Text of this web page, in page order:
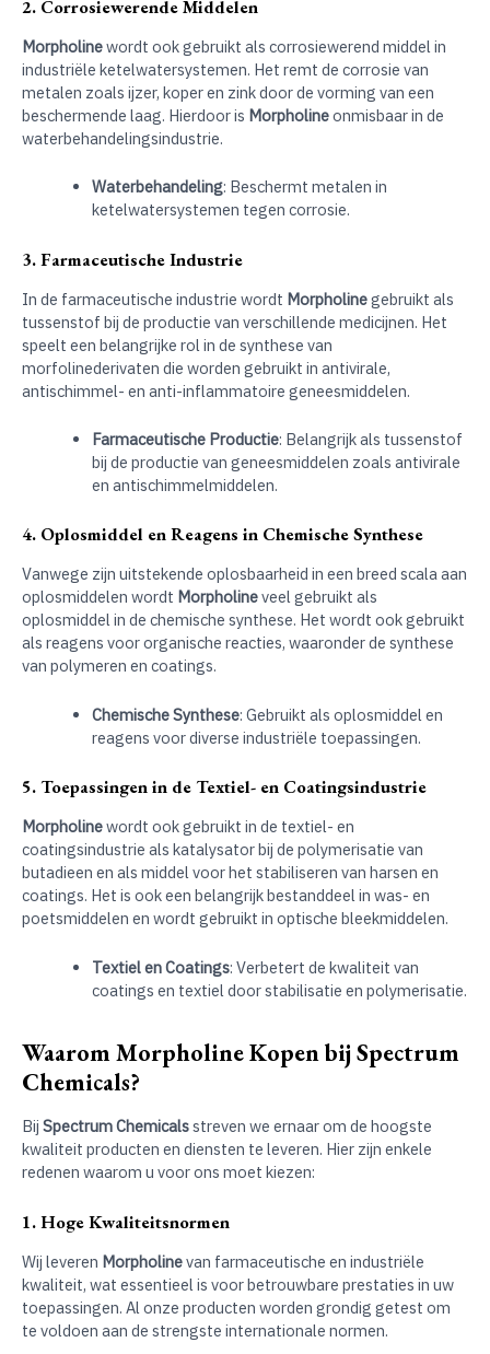
2. Corrosiewerende Middelen
Morpholinewordt ook gebruikt als corrosiewerend middel in
industriële ketelwatersystemen. Het remt de corrosie van
metalen zoals ijzer, koper en zink door de vorming van een
beschermende laag. Hierdoor is Morpholineonmisbaar in de
waterbehandelingsindustrie.
Waterbehandeling: Beschermt metalen in
ketelwatersystemen tegen corrosie.
3. Farmaceutische Industrie
In de farmaceutische industrie wordt Morpholinegebruikt als
tussenstof bij de productie van verschillende medicijnen. Het
speelt een belangrijke rol in de synthese van
morfolinederivaten die worden gebruikt in antivirale,
antischimmel- en anti-inflammatoire geneesmiddelen.
Farmaceutische Productie: Belangrijk als tussenstof
bij de productie van geneesmiddelen zoals antivirale
en antischimmelmiddelen.
4. Oplosmiddel en Reagens in Chemische Synthese
Vanwege zijn uitstekende oplosbaarheid in een breed scala aan
oplosmiddelen wordt Morpholineveel gebruikt als
oplosmiddel in de chemische synthese. Het wordt ook gebruikt
als reagens voor organische reacties, waaronder de synthese
van polymeren en coatings.
Chemische Synthese: Gebruikt als oplosmiddel en
reagens voor diverse industriële toepassingen.
5. Toepassingen in de Textiel- en Coatingsindustrie
Morpholinewordt ook gebruikt in de textiel- en
coatingsindustrie als katalysator bij de polymerisatie van
butadieen en als middel voor het stabiliseren van harsen en
coatings. Het is ook een belangrijk bestanddeel in was- en
poetsmiddelen en wordt gebruikt in optische bleekmiddelen.
Textiel en Coatings: Verbetert de kwaliteit van
coatings en textiel door stabilisatie en polymerisatie.
Waarom Morpholine Kopen bij Spectrum
Chemicals?
Bij Spectrum Chemicalsstreven we ernaar om de hoogste
kwaliteit producten en diensten te leveren. Hier zijn enkele
redenen waarom u voor ons moet kiezen:
1. Hoge Kwaliteitsnormen
Wij leveren Morpholinevan farmaceutische en industriële
kwaliteit, wat essentieel is voor betrouwbare prestaties in uw
toepassingen. Al onze producten worden grondig getest om
te voldoen aan de strengste internationale normen.